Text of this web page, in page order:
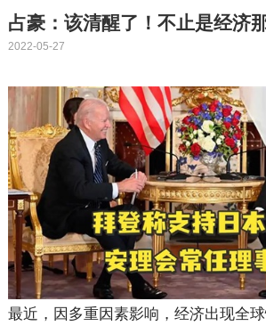
占豪：该清醒了！不止是经济
2022-05-27
最近，因多重因素影响，经济出现全